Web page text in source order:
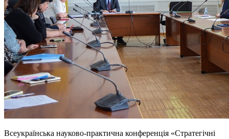
Всеукраїнська науково-практична конференція «Стратегічні